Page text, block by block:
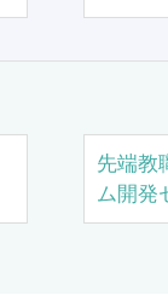
先端教
ム開発